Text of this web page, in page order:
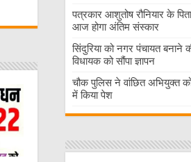
पत्रकार आशुतोष रौनियार के
आज होगा अंतिम संस्कार
सिंदुरिया को नगर पंचायत बनाने
विधायक को सौंपा ज्ञापन
चौक पुलिस ने वांछित अभियुक्त को
में किया पेश